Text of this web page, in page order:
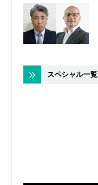
スペシャル一覧